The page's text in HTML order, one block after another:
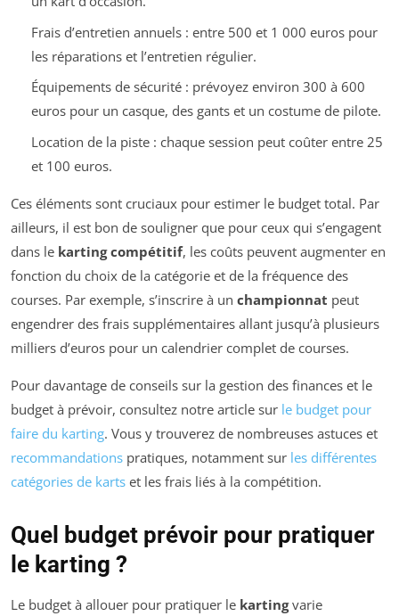
Frais d’entretien annuels : entre 500 et 1 000 euros pour
les réparations et l’entretien régulier.
Équipements de sécurité : prévoyez environ 300 à 600
euros pour un casque, des gants et un costume de pilote.
Location de la piste : chaque session peut coûter entre 25
et 100 euros.
Ces éléments sont cruciaux pour estimer le budget total. Par
ailleurs, il est bon de souligner que pour ceux qui s’engagent
dans le karting compétitif, les coûts peuvent augmenter en
fonction du choix de la catégorie et de la fréquence des
courses. Par exemple, s’inscrire à un championnat peut
engendrer des frais supplémentaires allant jusqu’à plusieurs
milliers d’euros pour un calendrier complet de courses.
Pour davantage de conseils sur la gestion des finances et le
budget à prévoir, consultez notre article sur le budget pour
faire du karting. Vous y trouverez de nombreuses astuces et
recommandations pratiques, notamment sur les différentes
catégories de karts et les frais liés à la compétition.
Quel budget prévoir pour pratiquer
le karting ?
Le budget à allouer pour pratiquer le kartingvarie